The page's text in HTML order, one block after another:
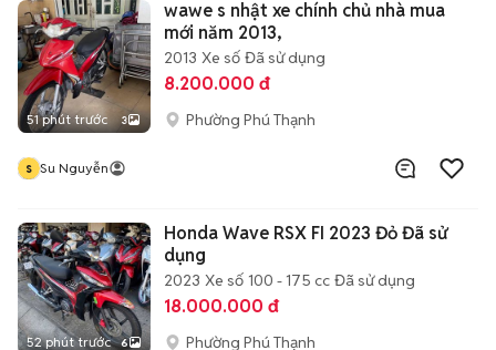
51 phút trước 3
wawe s nhật xe chính chủ nhà mua
mới năm 2013,
2013 Xe số Đã sử dụng
8.200.000 đ
Phường Phú Thạnh
s Su Nguyễn
52 phút trước 6
Honda Wave RSX FI 2023 Đỏ Đã sử
dụng
2023 Xe số 100 - 175 cc Đã sử dụng
18.000.000 đ
Phường Phú Thạnh